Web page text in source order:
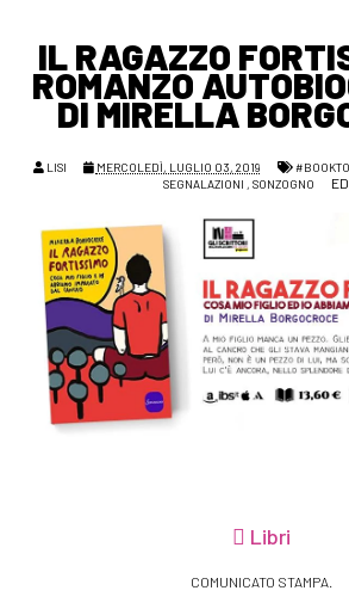
IL RAGAZZO
ROMANZO
DI MIRELLA
LISI MERCOLEDÌ, LUGLIO 03, 2019
SEGNALAZIONI , SONZOGNO
Libri
COMUNICATO STAMPA.